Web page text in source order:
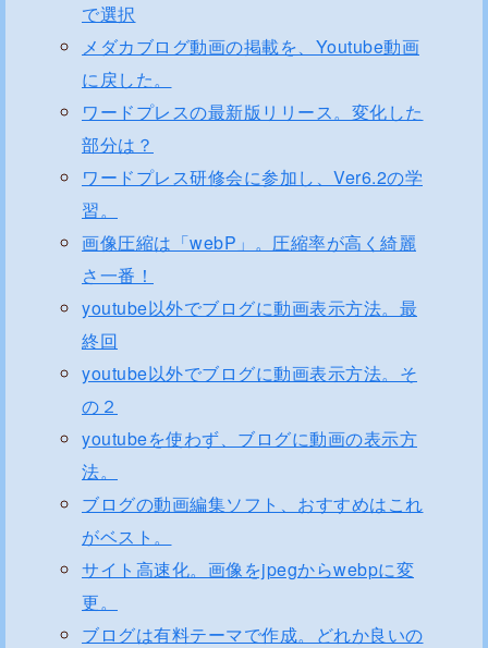
で選択
メダカブログ動画の掲載を、Youtube動画
に戻した。
ワードプレスの最新版リリース。変化した
部分は？
ワードプレス研修会に参加し、Ver6.2の学
習。
画像圧縮は「webP」。圧縮率が高く綺麗
さ一番！
youtube以外でブログに動画表示方法。最
終回
youtube以外でブログに動画表示方法。そ
の２
youtubeを使わず、ブログに動画の表示方
法。
ブログの動画編集ソフト、おすすめはこれ
がベスト。
サイト高速化。画像をjpegからwebpに変
更。
ブログは有料テーマで作成。どれか良いの